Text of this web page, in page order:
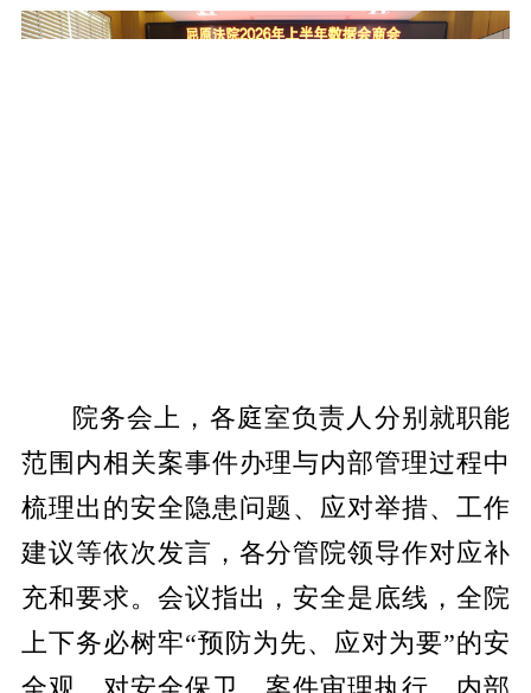
院务会上，各庭室负责人分别就职能
范围内相关案事件办理与内部管理过程中
梳理出的安全隐患问题、应对举措、工作
建议等依次发言，各分管院领导作对应补
充和要求。会议指出，安全是底线，全院
上下务必树牢“预防为先、应对为要”的安